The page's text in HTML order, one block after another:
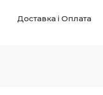
Доставка і Оплата